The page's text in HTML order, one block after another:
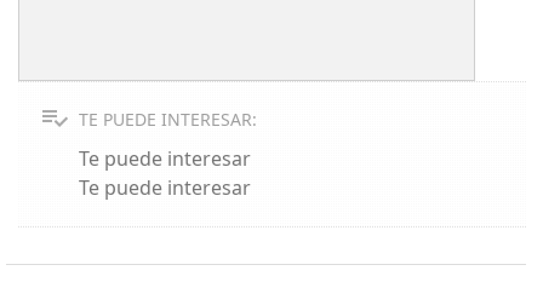
TE PUEDE INTERESAR:
Te puede interesar
Te puede interesar